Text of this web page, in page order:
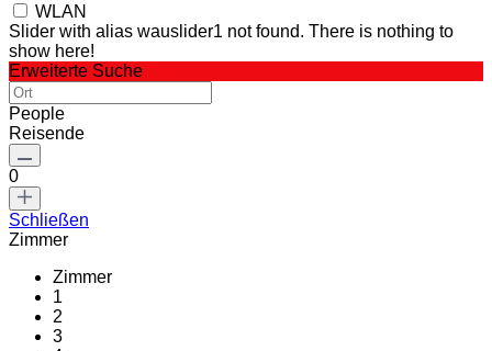
WLAN
Slider with alias wauslider1 not found. There is nothing to
show here!
Erweiterte Suche
People
Reisende
0
Schließen
Zimmer
Zimmer
1
2
3